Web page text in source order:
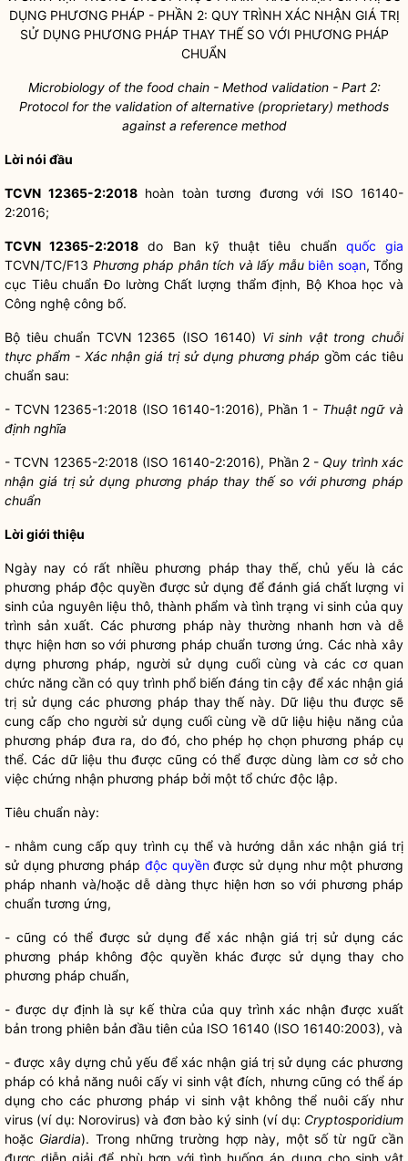
DỤNG PHƯƠNG PHÁP - PHẦN 2: QUY TRÌNH XÁC NHẬN GIÁ TRỊ
SỬ DỤNG PHƯƠNG PHÁP THAY THẾ SO VỚI PHƯƠNG PHÁP
CHUẨN
Microbiology of the food chain - Method validation - Part 2:
Protocolfor the validation of alternative (proprietary) methods
against a reference method
Lời nói đầu
TCVN 12365-2:2018hoàn toàn tương đương với ISO 16140-
2:2016;
TCVN 12365-2:2018 do Ban kỹ thuật tiêu chuẩn quốc gia
TCVN/TC/F13 Phương pháp phân tích và lấy mẫu biên soạn, Tổng
cục Tiêu chuẩn Đo lường Chất lượng thẩm định, Bộ Khoa học và
Công nghệ công bố.
Bộ tiêu chuẩn TCVN 12365 (ISO 16140) Vi sinh vật trong chuỗi
thực phẩm - Xác nhận giá trị sử dụng phương phápgồm các tiêu
chuẩn sau:
- TCVN 12365-1:2018 (ISO 16140-1:2016), Phần 1 - Thuật ngữ và
định nghĩa
- TCVN 12365-2:2018 (ISO 16140-2:2016), Phần 2 - Quy trình xác
nhận giá trị sử dụng phương pháp thay thế so với phương pháp
chuẩn
Lời giới thiệu
Ngày nay có rất nhiều phương pháp thay thế, chủ yếu là các
phương phápđộc quyền được sử dụng để đánh giá chất lượng vi
sinh của nguyên liệu thô, thành phẩm và tình trạng vi sinh của quy
trình sản xuất. Các phương pháp này thường nhanh hơn và dễ
thực hiện hơn so với phương pháp chuẩn tương ứng. Các nhà xây
dựng phương pháp, người sử dụng cuối cùng và các cơ quan
chức năng cần có quy trình phổ biến đáng tin cậy để xác nhận giá
trị sử dụng các phương pháp thay thế này. Dữ liệu thu được sẽ
cung cấp cho người sử dụng cuối cùng về dữ liệu hiệu năng của
phương pháp đưa ra, do đó, cho phép họ chọn phương pháp cụ
thể. Các dữ liệu thu được cũng có thể được dùng làm cơ sở cho
việc chứng nhận phương pháp bởi một tổ chức độc lập.
Tiêu chuẩn này:
- nhằm cung cấp quy trình cụ thể và hướng dẫn xác nhận giá trị
sử dụng phương pháp độc quyềnđược sử dụng như một phương
pháp nhanh và/hoặc dễ dàng thực hiện hơn so với phương pháp
chuẩn tương ứng,
- cũng có thể được sử dụng để xác nhận giá trị sử dụng các
phương pháp khôngđộc quyềnkhác được sử dụng thay cho
phương pháp chuẩn,
- được dự định là sự kế thừa của quy trình xác nhận được xuất
bản trong phiên bản đầu tiên của ISO 16140 (ISO 16140:2003), và
- được xây dựng chủ yếu để xác nhận giá trị sử dụng các phương
pháp có khả năng nuôi cấy vi sinh vật đích, nhưng cũng có thể áp
dụng cho các phương pháp vi sinh vật không thể nuôi cấy như
virus (ví dụ: Norovirus) và đơn bào ký sinh (ví dụ: Cryptosporidium
hoặc Giardia). Trong những trường hợp này, một số từ ngữ cần
được diễn giải để phù hợp với tình huống áp dụng cho sinh vật